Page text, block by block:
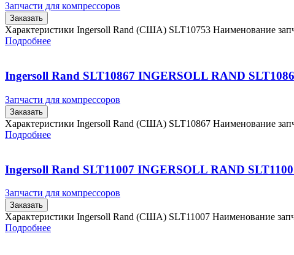
Запчасти для компрессоров
Заказать
Характеристики Ingersoll Rand (США) SLT10753 Наименование
Подробнее
Ingersoll Rand SLT10867 INGERSOLL RAND
Запчасти для компрессоров
Заказать
Характеристики Ingersoll Rand (США) SLT10867 Наименование
Подробнее
Ingersoll Rand SLT11007 INGERSOLL RAND
Запчасти для компрессоров
Заказать
Характеристики Ingersoll Rand (США) SLT11007 Наименование
Подробнее